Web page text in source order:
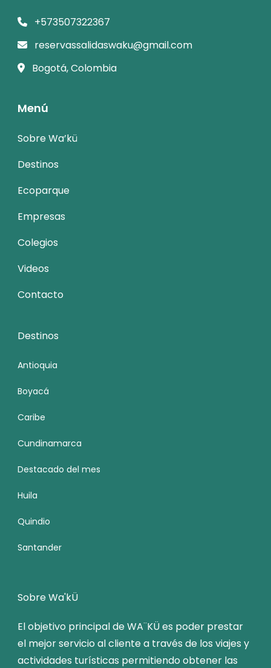
+573507322367
reservassalidaswaku@gmail.com
Bogotá, Colombia
Menú
Sobre Wa’kü
Destinos
Ecoparque
Empresas
Colegios
Videos
Contacto
Destinos
Antioquia
Boyacá
Caribe
Cundinamarca
Destacado del mes
Huila
Quindio
Santander
Sobre Wa'kÜ
El objetivo principal de WA¨KÜ es poder prestar
el mejor servicio al cliente a través de los viajes y
actividades turísticas permitiendo obtener las